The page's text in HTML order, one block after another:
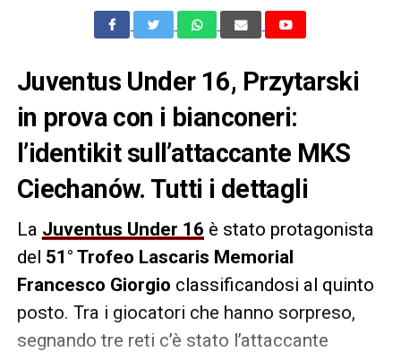
Juventus Under 16, Przytarski
in prova con i bianconeri:
l’identikit sull’attaccante MKS
Ciechanów. Tutti i dettagli
La Juventus Under 16 è stato protagonista
del 51° Trofeo Lascaris Memorial
Francesco Giorgio classificandosi al quinto
posto. Tra i giocatori che hanno sorpreso,
segnando tre reti c’è stato l’attaccante